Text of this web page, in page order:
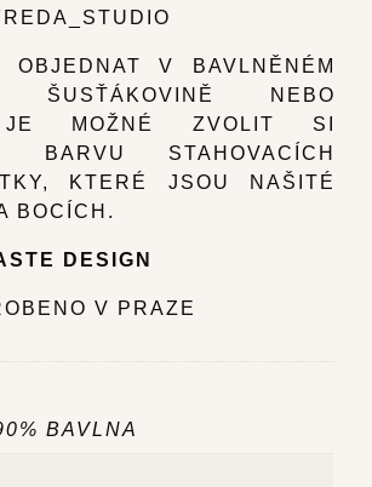
V BAVLNĚNÉM
ŠUSŤÁKOVINĚ NEBO
JE MOŽNÉ ZVOLIT SI
BARVU STAHOVACÍCH
KTERÉ JSOU NAŠITÉ
BOCÍCH.
DESIGN
V PRAZE
BAVLNA